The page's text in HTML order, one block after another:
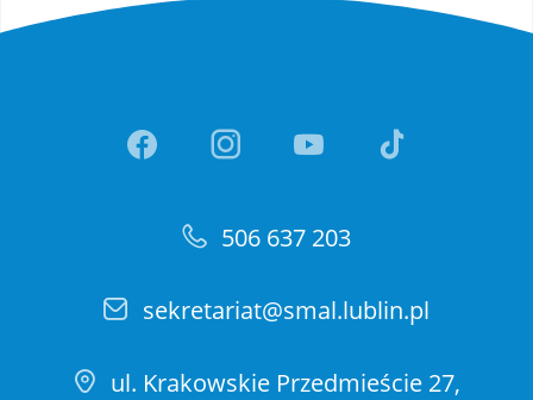
Link otwiera sie w nowej
Link otwiera sie w
Link otwiera
506 637 203
sekretariat@smal.lublin.pl
ul. Krakowskie Przedmieście 27,